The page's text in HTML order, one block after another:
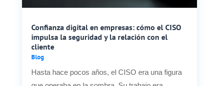
Confianza digital en empresas: cómo el CISO
impulsa la seguridad y la relación con el
cliente
Blog
Hasta hace pocos años, el CISO era una figura